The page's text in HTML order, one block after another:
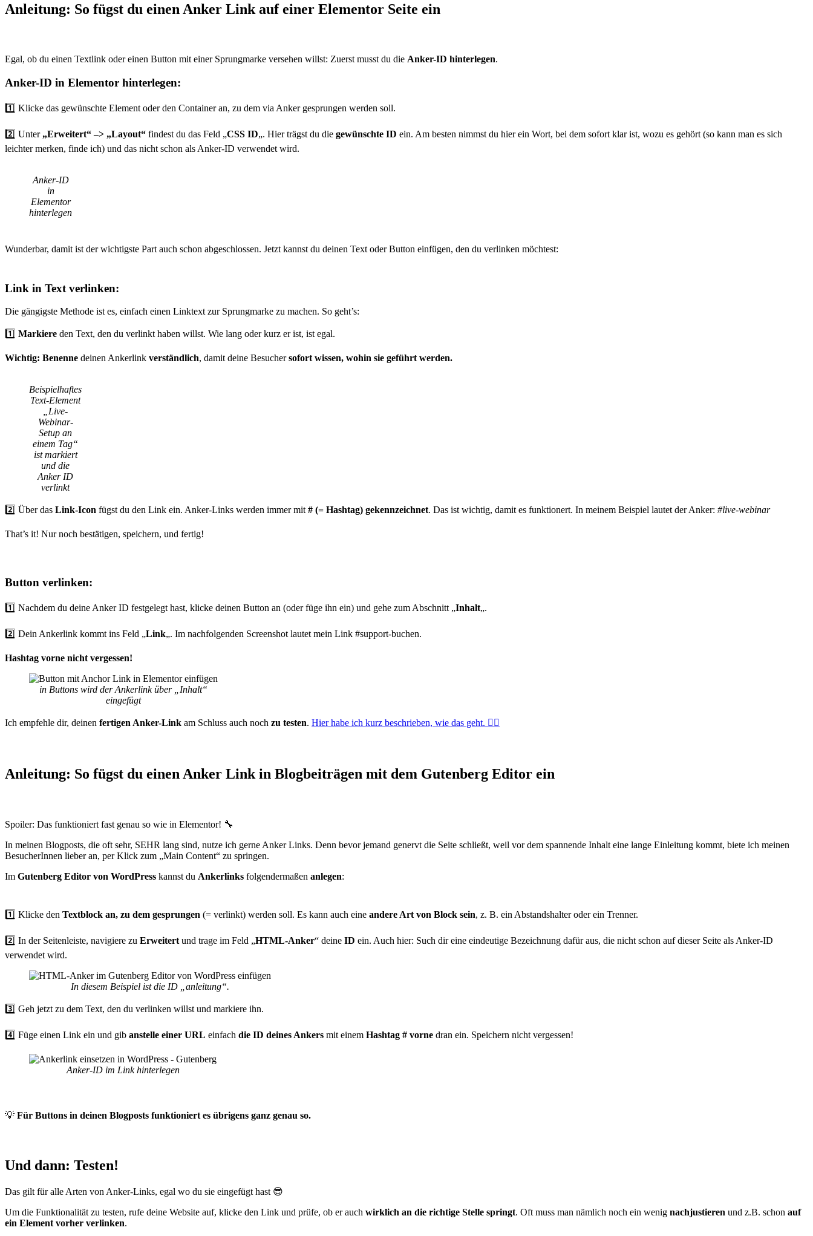
Anleitung: So fügst du einen Anker Link auf einer Elementor Seite ein
Egal, ob du einen Textlink oder einen Button mit einer Sprungmarke versehen willst: Zuerst musst du die Anker-ID hinterlegen.
Anker-ID in Elementor hinterlegen:
1️⃣ Klicke das gewünschte Element oder den Container an, zu dem via Anker gesprungen werden soll.
2️⃣ Unter „Erweitert“ –> „Layout“ findest du das Feld „CSS ID„. Hier trägst du die gewünschte ID ein. Am besten nimmst du hier ein Wort, bei dem sofort klar ist, wozu es gehört (so kann man es sich
leichter merken, finde ich) und das nicht schon als Anker-ID verwendet wird.
Anker-ID
in
Elementor
hinterlegen
Wunderbar, damit ist der wichtigste Part auch schon abgeschlossen. Jetzt kannst du deinen Text oder Button einfügen, den du verlinken möchtest:
Link in Text verlinken:
Die gängigste Methode ist es, einfach einen Linktext zur Sprungmarke zu machen. So geht’s:
1️⃣ Markiere den Text, den du verlinkt haben willst. Wie lang oder kurz er ist, ist egal.
Wichtig: Benenne deinen Ankerlink verständlich, damit deine Besuchersofort wissen, wohin sie geführt werden.
Beispielhaftes
Text-Element
„Live-
Webinar-
Setup an
einem Tag“
ist markiert
und die
Anker ID
verlinkt
2️⃣ Über das Link-Icon fügst du den Link ein. Anker-Links werden immer mit # (= Hashtag) gekennzeichnet. Das ist wichtig, damit es funktionert. In meinem Beispiel lautet der Anker: #live-webinar
That’s it! Nur noch bestätigen, speichern, und fertig!
Button verlinken:
1️⃣ Nachdem du deine Anker ID festgelegt hast, klicke deinen Button an (oder füge ihn ein) und gehe zum Abschnitt „Inhalt„.
2️⃣ Dein Ankerlink kommt ins Feld „Link„. Im nachfolgenden Screenshot lautet mein Link #support-buchen.
Hashtag vorne nicht vergessen!
in Buttons wird der Ankerlink über „Inhalt“
eingefügt
Ich empfehle dir, deinen fertigen Anker-Link am Schluss auch noch zu testen. Hier habe ich kurz beschrieben, wie das geht. 👇🏻
Anleitung: So fügst du einen Anker Link in Blogbeiträgen mit dem Gutenberg Editor ein
Spoiler: Das funktioniert fast genau so wie in Elementor! 🔧
In meinen Blogposts, die oft sehr, SEHR lang sind, nutze ich gerne Anker Links. Denn bevor jemand genervt die Seite schließt, weil vor dem spannende Inhalt eine lange Einleitung kommt, biete ich meinen
BesucherInnen lieber an, per Klick zum „Main Content“ zu springen.
Im Gutenberg Editor von WordPress kannst du Ankerlinks folgendermaßen anlegen:
1️⃣ Klicke den Textblock an, zu dem gesprungen (= verlinkt) werden soll. Es kann auch eine andere Art von Block sein, z. B. ein Abstandshalter oder ein Trenner.
2️⃣ In der Seitenleiste, navigiere zu Erweitert und trage im Feld „HTML-Anker“ deine ID ein. Auch hier: Such dir eine eindeutige Bezeichnung dafür aus, die nicht schon auf dieser Seite als Anker-ID
verwendet wird.
In diesem Beispiel ist die ID „anleitung“.
3️⃣ Geh jetzt zu dem Text, den du verlinken willst und markiere ihn.
4️⃣ Füge einen Link ein und gib anstelle einer URL einfach die ID deines Ankers mit einem Hashtag # vorne dran ein. Speichern nicht vergessen!
Anker-ID im Link hinterlegen
💡 Für Buttons in deinen Blogposts funktioniert es übrigens ganz genau so.
Und dann: Testen!
Das gilt für alle Arten von Anker-Links, egal wo du sie eingefügt hast 😎
Um die Funktionalität zu testen, rufe deine Website auf, klicke den Link und prüfe, ob er auch wirklich an die richtige Stelle springt. Oft muss man nämlich noch ein wenig nachjustieren und z.B. schon auf
ein Element vorher verlinken.